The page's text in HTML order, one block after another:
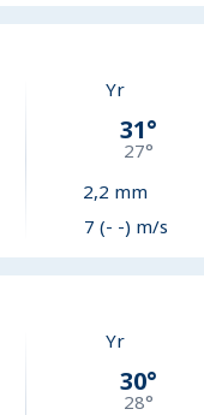
Yr
31°
27°
2,2 mm
7 (- -) m/s
Yr
30°
28°